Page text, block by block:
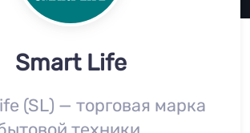
Smart Life
(SL) — торговая марка